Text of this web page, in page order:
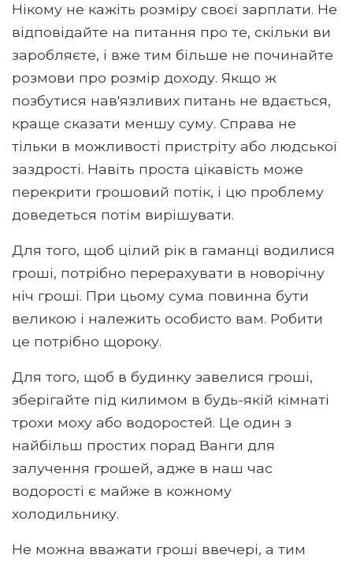
Нікому не кажіть розміру своєї зарплати. Не
відповідайте на питання про те, скільки ви
заробляєте, і вже тим більше не починайте
розмови про розмір доходу. Якщо ж
позбутися нав'язливих питань не вдається,
краще сказати меншу суму. Справа не
тільки в можливості пристріту або людської
заздрості. Навіть проста цікавість може
перекрити грошовий потік, і цю проблему
доведеться потім вирішувати.
Для того, щоб цілий рік в гаманці водилися
гроші, потрібно перерахувати в новорічну
ніч гроші. При цьому сума повинна бути
великою і належить особисто вам. Робити
це потрібно щороку.
Для того, щоб в будинку завелися гроші,
зберігайте під килимом в будь-якій кімнаті
трохи моху або водоростей. Це один з
найбільш простих порад Ванги для
залучення грошей, адже в наш час
водорості є майже в кожному
холодильнику.
Не можна вважати гроші ввечері, а тим